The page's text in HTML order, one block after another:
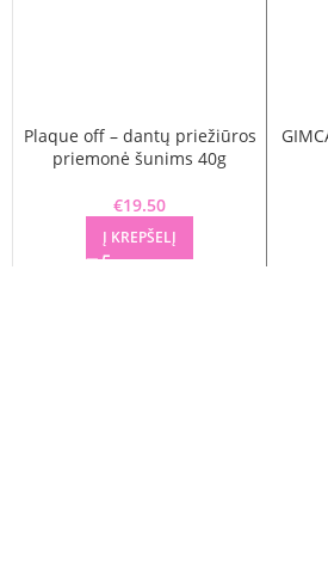
Plaque off – dantų priežiūros
priemonė šunims 40g
€19.50
Į KREPŠELĮ